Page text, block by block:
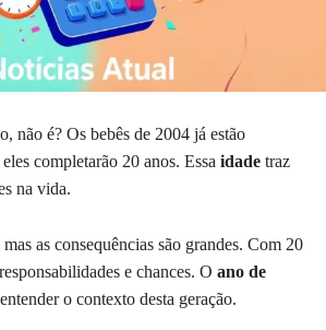
não é? Os bebês de 2004 já estão
completarão 20 anos. Essa idade traz
na vida.
as consequências são grandes. Com 20
e chances. O ano de
o contexto desta geração.